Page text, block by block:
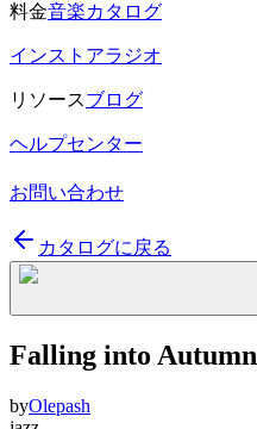
料金音楽カタログ
インストアラジオ
リソースブログ
ヘルプセンター
お問い合わせ
カタログに戻る
Falling into Autumn
byOlepash